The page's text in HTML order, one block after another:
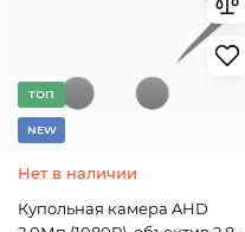
TОП
NEW
Нет в наличии
Купольная камера AHD